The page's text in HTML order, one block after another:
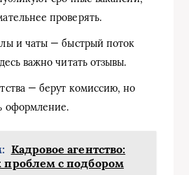
проверять.
и чаты — быстрый поток
важно читать отзывы.
— берут комиссию, но
оформление.
Кадровое агентство:
проблем с подбором